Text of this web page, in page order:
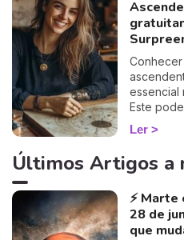
essencial
Este
alguns
que
outros…
descubra
influencia
e as suas
Ler
Últimos Artigos a
⚡
28 de
que